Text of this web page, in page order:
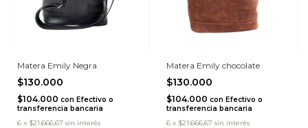
Matera Emily Negra
$130.000
$104.000 con Efectivo o
transferencia bancaria
6 x $21.666,67 sin interés
Matera Emily chocolate
$130.000
$104.000 con Efectivo o
transferencia bancaria
6 x $21.666,67 sin interés